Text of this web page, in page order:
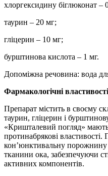
хлоргексидину біглюконат –
таурин – 20 мг;
гліцерин – 10 мг;
бурштинова кислота – 1 мг.
Допоміжна речовина: вода
Фармакологічні
Препарат містить в своєму
таурин, гліцерин і
«Кришталевий погляд»
протинабрякові властивості.
кон’юнктивальну порожнину
тканини ока, забезпечуючи
активних компонентів.